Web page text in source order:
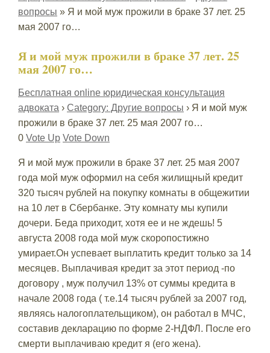
вопросы » Я и мой муж прожили в браке 37 лет. 25
мая 2007 го…
Я и мой муж прожили в браке 37 лет. 25
мая 2007 го…
Бесплатная online юридическая консультация
адвоката › Category: Другие вопросы › Я и мой муж
прожили в браке 37 лет. 25 мая 2007 го…
0 Vote Up Vote Down
Я и мой муж прожили в браке 37 лет. 25 мая 2007
года мой муж оформил на себя жилищный кредит
320 тысяч рублей на покупку комнаты в общежитии
на 10 лет в Сбербанке. Эту комнату мы купили
дочери. Беда приходит, хотя ее и не ждешь! 5
августа 2008 года мой муж скоропостижно
умирает.Он успевает выплатить кредит только за 14
месяцев. Выплачивая кредит за этот период -по
договору , муж получил 13% от суммы кредита в
начале 2008 года ( т.е.14 тысяч рублей за 2007 год,
являясь налогоплательщиком), он работал в МЧС,
составив декларацию по форме 2-НДФЛ. После его
смерти выплачиваю кредит я (его жена).